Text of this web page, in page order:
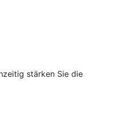
stärken Sie die